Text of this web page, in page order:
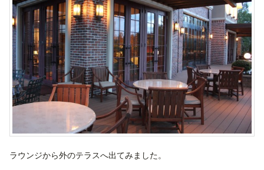
ラウンジから外のテラスへ出てみました。